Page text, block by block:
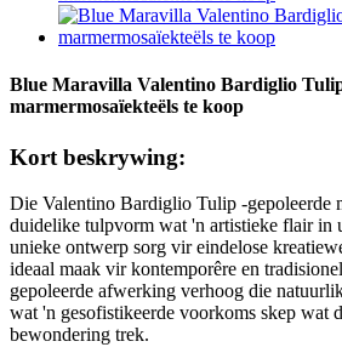
Blue Maravilla Valentino Bardiglio
marmermosaïekteëls te koop
Kort beskrywing:
Die Valentino Bardiglio Tulip -gepoleerde
duidelike tulpvorm wat 'n artistieke flair in
unieke ontwerp sorg vir eindelose
ideaal maak vir kontemporêre en
gepoleerde afwerking verhoog die
wat 'n gesofistikeerde voorkoms skep wat
bewondering trek.